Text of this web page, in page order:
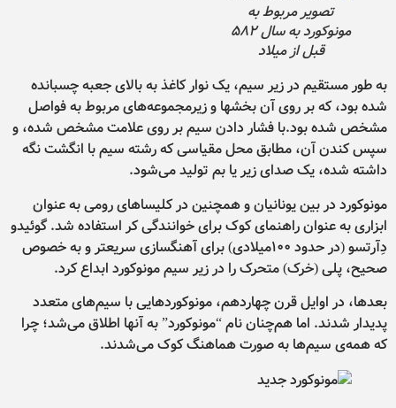
تصویر مربوط به
مونوکورد به سال ۵۸۲
قبل از میلاد
به طور مستقیم در زیر سیم، یک نوار کاغذ به بالای جعبه چسبانده
شده بود، که بر روی آن بخشها و زیرمجموعه‌های مربوط به فواصل
مشخص شده بود.با فشار دادن سیم بر روی علامت مشخص شده، و
سپس کندن آن، مطابق محل مقیاسی که رشته سیم با انگشت نگه
داشته شده، یک صدای زیر یا بم تولید می‌شود.
مونوکورد در بین یونانیان و همچنین در کلیساهای رومی به عنوان
ابزاری به عنوان راهنمای کوک برای خوانندگی کر استفاده شد. گوئیدو
دِآرتسو (در حدود ۱۰۰میلادی) برای آهنگسازی سریعتر و به خصوص
صحیح، پلی (خرک) متحرک را در زیر سیم مونوکورد ابداع کرد.
بعدها، در اوایل قرن چهاردهم، مونوکوردهایی با سیم‌های متعدد
پدیدار شدند. اما هم‌چنان نام “مونوکورد” به آنها اطلاق می‌شد؛ چرا
که همه‌ی سیم‌ها به صورت هماهنگ کوک می‌شدند.